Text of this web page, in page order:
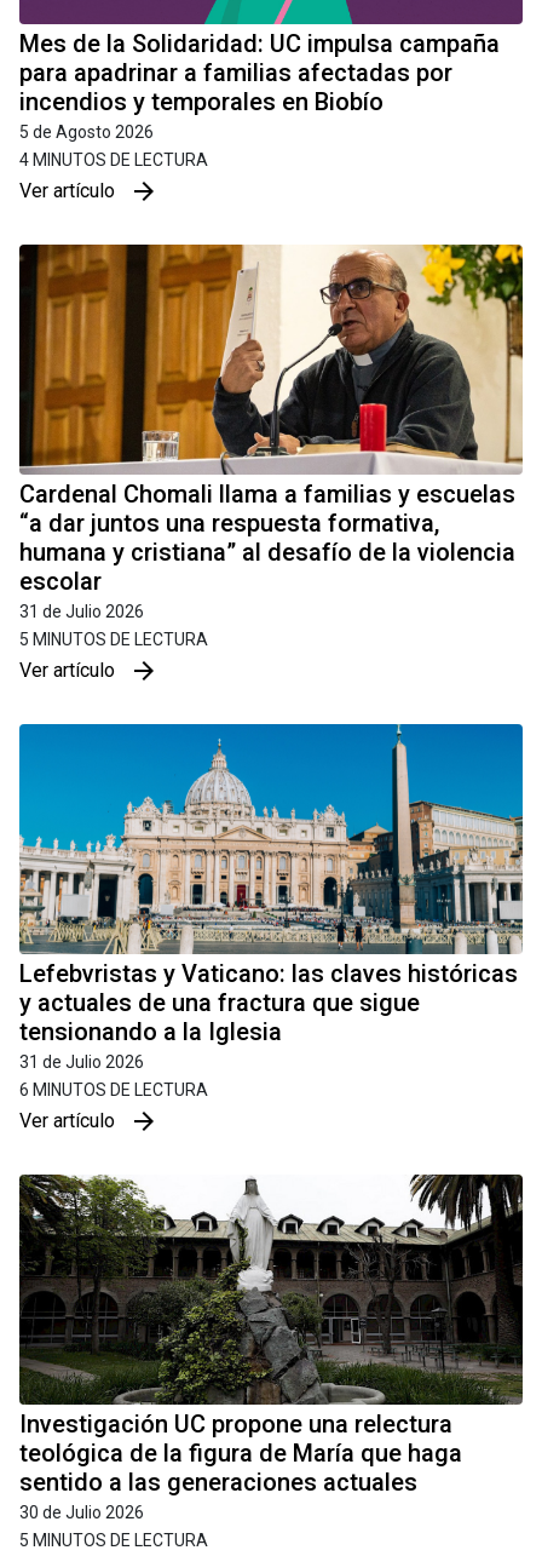
Mes de la Solidaridad: UC impulsa campaña
para apadrinar a familias afectadas por
incendios y temporales en Biobío
5 de Agosto 2026
4 MINUTOS DE LECTURA
Ver artículo arrow_forward
Cardenal Chomali llama a familias y escuelas
“a dar juntos una respuesta formativa,
humana y cristiana” al desafío de la violencia
escolar
31 de Julio 2026
5 MINUTOS DE LECTURA
Ver artículo arrow_forward
Lefebvristas y Vaticano: las claves históricas
y actuales de una fractura que sigue
tensionando a la Iglesia
31 de Julio 2026
6 MINUTOS DE LECTURA
Ver artículo arrow_forward
Investigación UC propone una relectura
teológica de la figura de María que haga
sentido a las generaciones actuales
30 de Julio 2026
5 MINUTOS DE LECTURA